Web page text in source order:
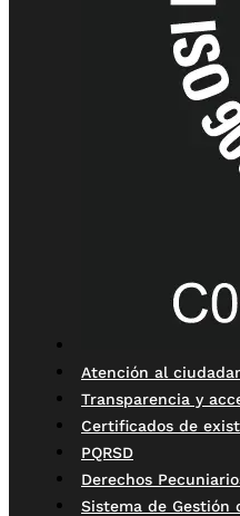
Atención al
Transparencia y
Certificados de
PQRSD
Derechos
Sistema de Gestión